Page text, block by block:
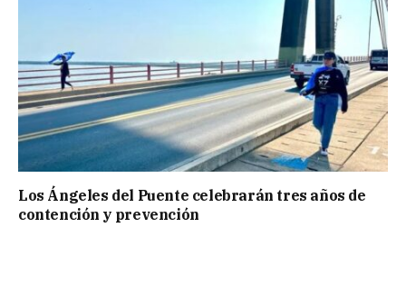
Los Ángeles del Puente celebrarán tres años de
contención y prevención